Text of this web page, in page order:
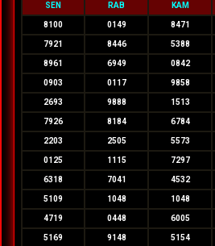
SEN RAB KAM
8100 0149 8471
7921 8446 5388
8961 6949 0842
0903 0117 9858
2693 9888 1513
7926 8184 6784
2203 2505 5573
0125 1115 7297
6318 7041 4532
5109 1048 1048
4719 0448 6005
5169 9148 5154